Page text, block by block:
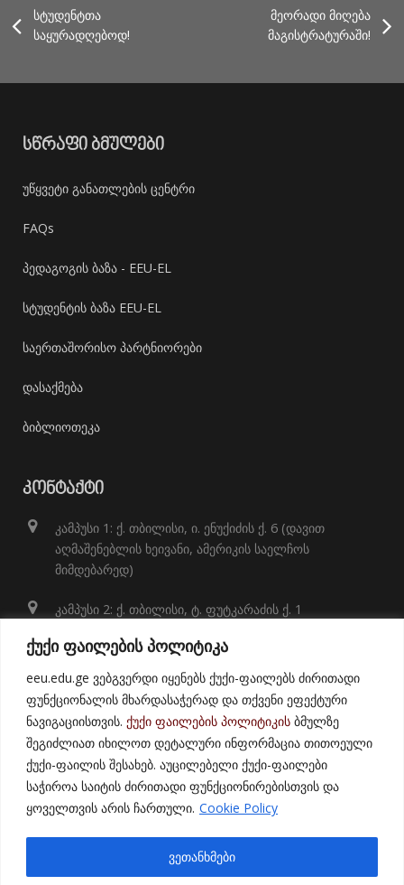
ქუქი ფაილების პოლიტიკა
eeu.edu.ge ვებგვერდი იყენებს ქუქი-ფაილებს ძირითადი
ფუნქციონალის მხარდასაჭერად და თქვენი ეფექტური
ნავიგაციისთვის. ქუქი ფაილების პოლიტიკის ბმულზე
შეგიძლიათ იხილოთ დეტალური ინფორმაცია თითოეული
ქუქი-ფაილის შესახებ. აუცილებელი ქუქი-ფაილები
საჭიროა საიტის ძირითადი ფუნქციონირებისთვის და
ყოველთვის არის ჩართული. Cookie Policy
ვეთანხმები
სტუდენტთა
საყურადღებოდ!
მეორადი მიღება
მაგისტრატურაში!
ᲡᲬᲠᲐᲤᲘ ᲑᲛᲣᲚᲔᲑᲘ
უწყვეტი განათლების ცენტრი
FAQs
პედაგოგის ბაზა - EEU-EL
სტუდენტის ბაზა EEU-EL
საერთაშორისო პარტნიორები
დასაქმება
ბიბლიოთეკა
ᲙᲝᲜᲢᲐᲥᲢᲘ
კამპუსი 1: ქ. თბილისი, ი. ენუქიძის ქ. 6 (დავით
აღმაშენებლის ხეივანი, ამერიკის საელჩოს
მიმდებარედ)
კამპუსი 2: ქ. თბილისი, ტ. ფუტკარაძის ქ. 1
+995 32 248 01 41;
info@eeu.edu.ge
East European University